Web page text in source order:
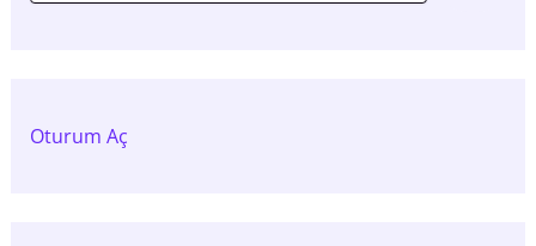
Oturum Aç